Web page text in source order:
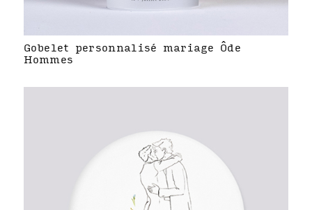
Gobelet personnalisé mariage Ôde
Hommes